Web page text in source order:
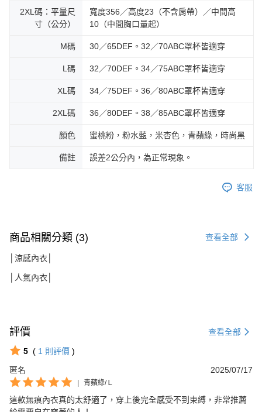
2XL碼：平量尺
寸（公分）
寬度356／高度23（不含肩帶）／中間高
10（中間胸口量起）
M碼 30／65DEF。32／70ABC罩杯皆適穿
L碼 32／70DEF。34／75ABC罩杯皆適穿
XL碼 34／75DEF。36／80ABC罩杯皆適穿
2XL碼 36／80DEF。38／85ABC罩杯皆適穿
顏色 蜜桃粉，粉水藍，米杏色，青蘋綠，時尚黑
備註 誤差2公分內，為正常現象。
客服
商品相關分類 (3) 查看全部
│涼感內衣│
│人氣內衣│
評價 查看全部
5 ( 1 則評價 )
匿名
2025/07/17
青蘋綠/Ｌ
這款無痕內衣真的太舒適了，穿上後完全感受不到束縛，非常推薦